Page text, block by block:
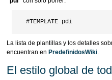
La lista de plantillas y los detalles
encuentran en PredefinidosWiki.
El estilo global de